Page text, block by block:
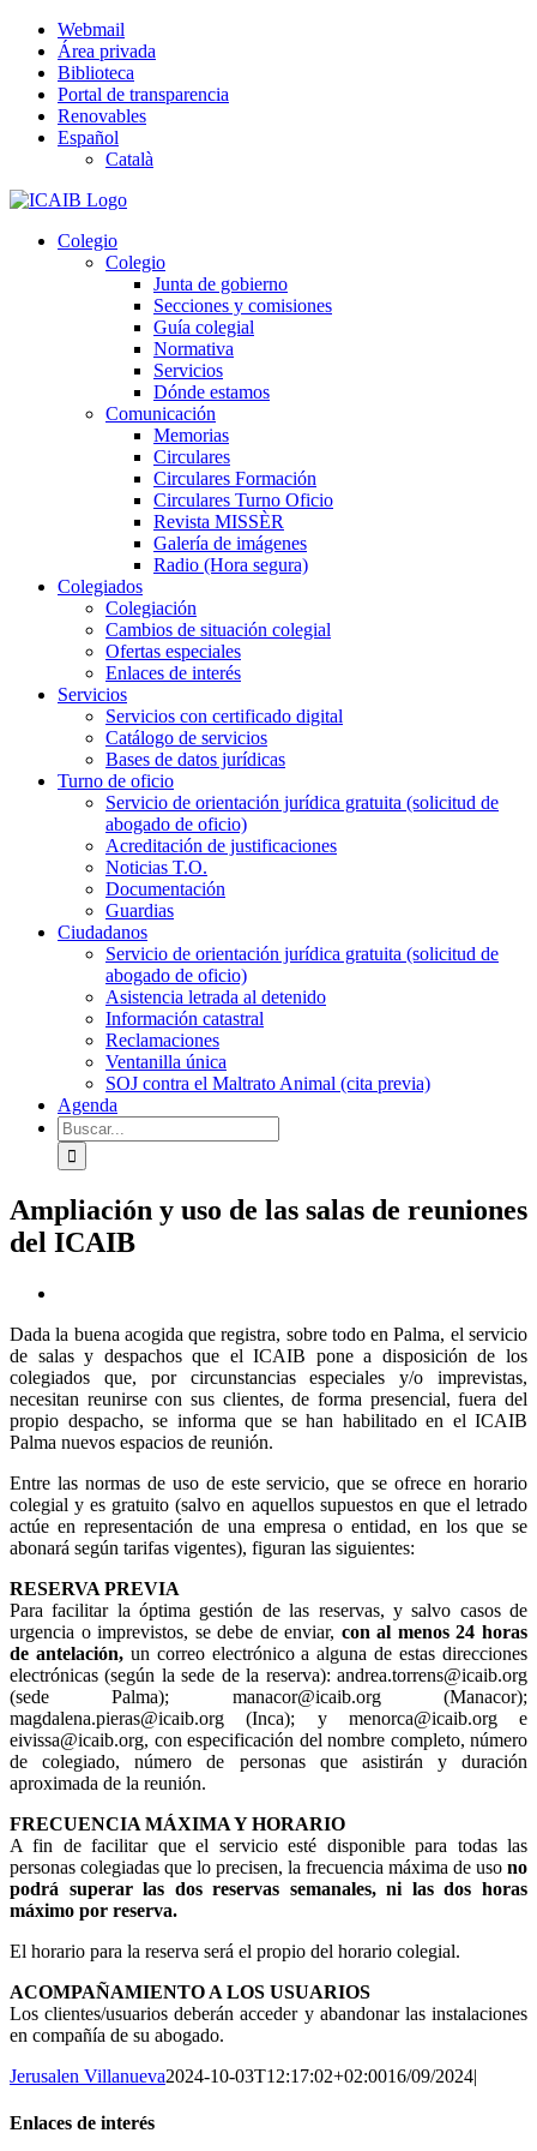
Saltar
contenido
Webmail
Área privada
Biblioteca
Portal de transparencia
Renovables
Español
Català
Colegio
Colegio
Junta de gobierno
Secciones y comisiones
Guía colegial
Normativa
Servicios
Dónde estamos
Comunicación
Memorias
Circulares
Circulares Formación
Circulares Turno Oficio
Revista MISSÈR
Galería de imágenes
Radio (Hora segura)
Colegiados
Colegiación
Cambios de situación colegial
Ofertas especiales
Enlaces de interés
Servicios
Servicios con certificado digital
Catálogo de servicios
Bases de datos jurídicas
Turno de oficio
Servicio de orientación jurídica gratuita (solicitud de
abogado de oficio)
Acreditación de justificaciones
Noticias T.O.
Documentación
Guardias
Ciudadanos
Servicio de orientación jurídica gratuita (solicitud de
abogado de oficio)
Asistencia letrada al detenido
Información catastral
Reclamaciones
Ventanilla única
SOJ contra el Maltrato Animal (cita previa)
Agenda
Buscar:
Ampliación y uso de las salas de reuniones
del ICAIB
más
grande
Dada la buena acogida que registra, sobre todo en Palma, el servicio
de salas y despachos que el ICAIB pone a disposición de los
colegiados que, por circunstancias especiales y/o imprevistas,
necesitan reunirse con sus clientes, de forma presencial, fuera del
propio despacho, se informa que se han habilitado en el ICAIB
Palma nuevos espacios de reunión.
Entre las normas de uso de este servicio, que se ofrece en horario
colegial y es gratuito (salvo en aquellos supuestos en que el letrado
actúe en representación de una empresa o entidad, en los que se
abonará según tarifas vigentes), figuran las siguientes:
RESERVA PREVIA
Para facilitar la óptima gestión de las reservas, y salvo casos de
urgencia o imprevistos, se debe de enviar, con al menos 24 horas
de antelación,un correo electrónico a alguna de estas direcciones
electrónicas (según la sede de la reserva): andrea.torrens@icaib.org
(sede Palma); manacor@icaib.org (Manacor);
magdalena.pieras@icaib.org (Inca); y menorca@icaib.org e
eivissa@icaib.org, con especificación del nombre completo, número
de colegiado, número de personas que asistirán y duración
aproximada de la reunión.
FRECUENCIA MÁXIMA Y HORARIO
A fin de facilitar que el servicio esté disponible para todas las
personas colegiadas que lo precisen, la frecuencia máxima de uso no
podrá superar las dos reservas semanales, ni las dos horas
máximo por reserva.
El horario para la reserva será el propio del horario colegial.
ACOMPAÑAMIENTO A LOS USUARIOS
Los clientes/usuarios deberán acceder y abandonar las instalaciones
en compañía de su abogado.
Jerusalen Villanueva2024-10-03T12:17:02+02:0016/09/2024|
Enlaces de interés